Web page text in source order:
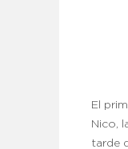
El
Nico,
tarde